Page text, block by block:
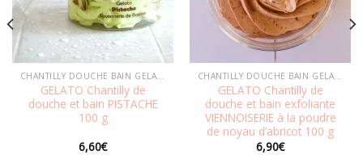
CHANTILLY DOUCHE BAIN GELATO
GELATO Chantilly de
douche et bain PISTACHE
100 g
6,60€
CHANTILLY DOUCHE BAIN GELATO
GELATO Chantilly de
douche et bain exfoliante
VIENNOISERIE à la poudre
de noyau d’abricot 100 g
6,90€